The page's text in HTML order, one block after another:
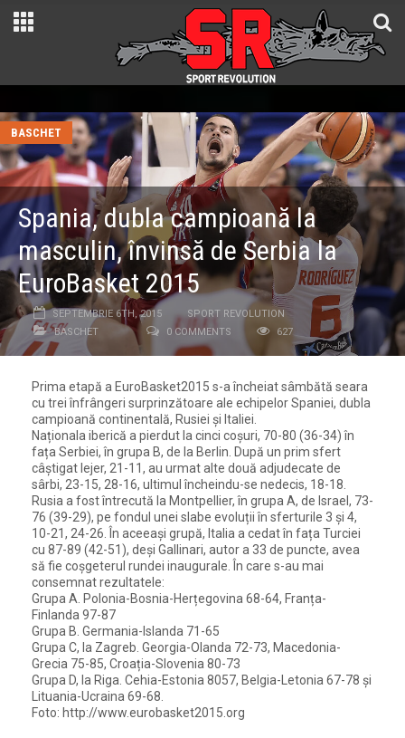
BASCHET
Spania, dubla campioană la
masculin, învinsă de Serbia la
EuroBasket 2015
SEPTEMBRIE 6TH, 2015
SPORT REVOLUTION
BASCHET
0 COMMENTS 627
Prima etapă a EuroBasket2015 s-a încheiat sâmbătă seara
cu trei înfrângeri surprinzătoare ale echipelor Spaniei, dubla
campioană continentală, Rusiei și Italiei.
Naționala iberică a pierdut la cinci coșuri, 70-80 (36-34) în
fața Serbiei, în grupa B, de la Berlin. După un prim sfert
câștigat lejer, 21-11, au urmat alte două adjudecate de
sârbi, 23-15, 28-16, ultimul încheindu-se nedecis, 18-18.
Rusia a fost întrecută la Montpellier, în grupa A, de Israel, 73-
76 (39-29), pe fondul unei slabe evoluții în sferturile 3 și 4,
10-21, 24-26. În aceeași grupă, Italia a cedat în fața Turciei
cu 87-89 (42-51), deși Gallinari, autor a 33 de puncte, avea
să fie coșgeterul rundei inaugurale. În care s-au mai
consemnat rezultatele:
Grupa A. Polonia-Bosnia-Herțegovina 68-64, Franța-
Finlanda 97-87
Grupa B. Germania-Islanda 71-65
Grupa C, la Zagreb. Georgia-Olanda 72-73, Macedonia-
Grecia 75-85, Croația-Slovenia 80-73
Grupa D, la Riga. Cehia-Estonia 8057, Belgia-Letonia 67-78 și
Lituania-Ucraina 69-68.
Foto: http://www.eurobasket2015.org